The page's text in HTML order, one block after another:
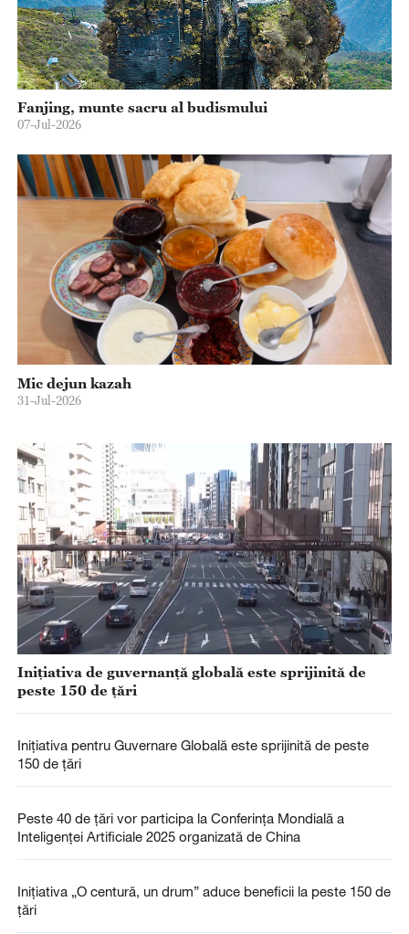
Fanjing, munte sacru al budismului
07-Jul-2026
Mic dejun kazah
31-Jul-2026
Inițiativa de guvernanță globală este sprijinită de
peste 150 de țări
Inițiativa pentru Guvernare Globală este sprijinită de peste
150 de țări
Peste 40 de țări vor participa la Conferința Mondială a
Inteligenței Artificiale 2025 organizată de China
Inițiativa „O centură, un drum” aduce beneficii la peste 150 de
țări